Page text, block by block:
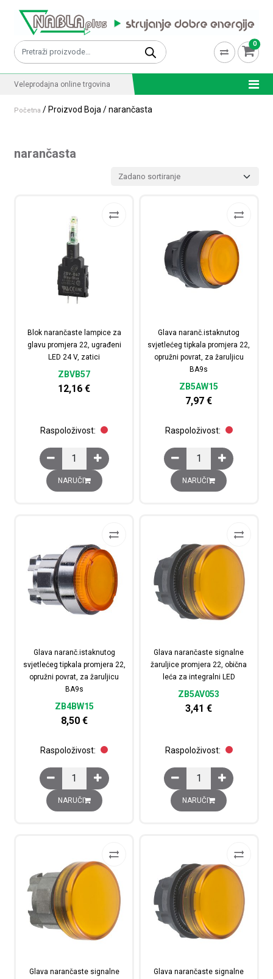
Pretraži: 0
Veleprodajna online trgovina
Početna / Proizvod Boja / narančasta
narančasta
Blok narančaste lampice za
glavu promjera 22, ugrađeni
LED 24 V, zatici
ZBVB57
12,16€
Raspoloživost:
Blok narančaste lampice za glavu promjera 22,
NARUČI
Glava naranč.istaknutog
svjetlećeg tipkala promjera 22,
opružni povrat, za žaruljicu
BA9s
ZB5AW15
7,97€
Raspoloživost:
Glava
NARUČI
Glava naranč.istaknutog
svjetlećeg tipkala promjera 22,
opružni povrat, za žaruljicu
BA9s
ZB4BW15
8,50 €
Raspoloživost:
Glava naranč.istaknutog svjetlećeg tipkala promjera
NARUČI
Glava narančaste signalne
žaruljice promjera 22, obična
leća za integralni LED
ZB5AV053
3,41€
Raspoloživost:
Glava narančaste
NARUČI
Glava narančaste signalne
Glava narančaste signalne